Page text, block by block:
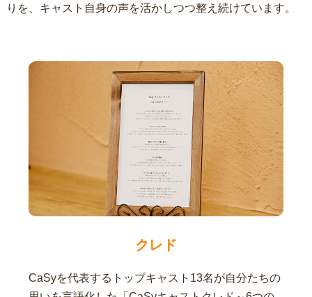
りを、キャスト自身の声を活かしつつ整え続けています。
クレド
CaSyを代表するトップキャスト13名が自分たちの